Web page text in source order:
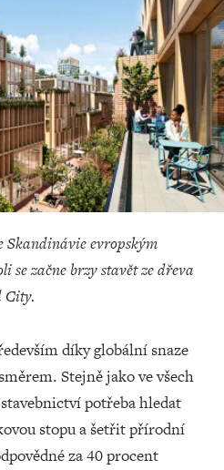
Skandinávie evropským
se začne brzy stavět ze dřeva
City.
díky globální snaze
Stejně jako ve všech
potřeba hledat
stopu a šetřit přírodní
za 40 procent